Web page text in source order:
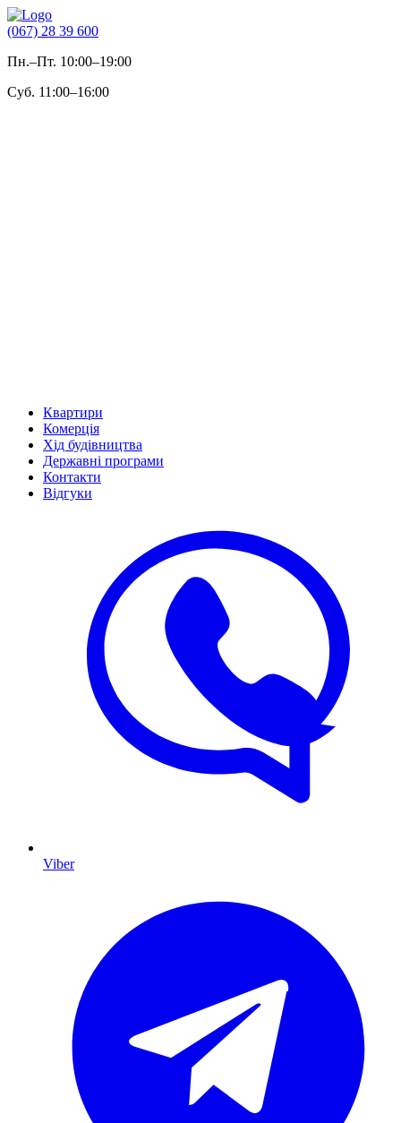
(067) 28 39 600
Пн.–Пт. 10:00–19:00
Суб. 11:00–16:00
Квартири
Комерція
Хід будівництва
Державні програми
Контакти
Відгуки
Viber